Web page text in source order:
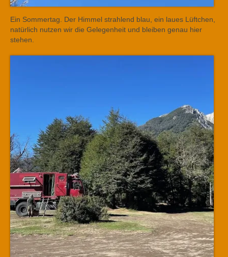
Ein Sommertag. Der Himmel strahlend blau, ein laues Lüftchen,
natürlich nutzen wir die Gelegenheit und bleiben genau hier
stehen.